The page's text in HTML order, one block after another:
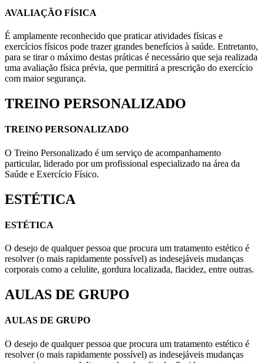
AVALIAÇÃO FÍSICA
É amplamente reconhecido que praticar atividades físicas e
exercícios físicos pode trazer grandes benefícios à saúde. Entretanto,
para se tirar o máximo destas práticas é necessário que seja realizada
uma avaliação física prévia, que permitirá a prescrição do exercício
com maior segurança.
TREINO PERSONALIZADO
TREINO PERSONALIZADO
O Treino Personalizado é um serviço de acompanhamento
particular, liderado por um profissional especializado na área da
Saúde e Exercício Físico.
ESTÉTICA
ESTÉTICA
O desejo de qualquer pessoa que procura um tratamento estético é
resolver (o mais rapidamente possível) as indesejáveis mudanças
corporais como a celulite, gordura localizada, flacidez, entre outras.
AULAS DE GRUPO
AULAS DE GRUPO
O desejo de qualquer pessoa que procura um tratamento estético é
resolver (o mais rapidamente possível) as indesejáveis mudanças